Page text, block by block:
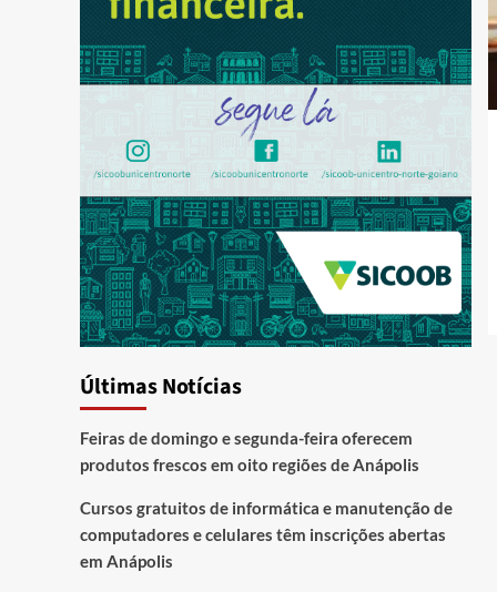
Últimas Notícias
Feiras de domingo e segunda-feira oferecem
produtos frescos em oito regiões de Anápolis
Cursos gratuitos de informática e manutenção de
computadores e celulares têm inscrições abertas
em Anápolis